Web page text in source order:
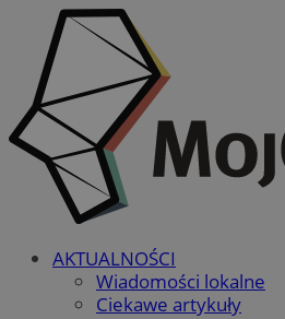
AKTUALNOŚCI
Wiadomości lokalne
Ciekawe artykuły